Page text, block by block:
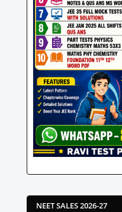
NEET SALES 2026-27